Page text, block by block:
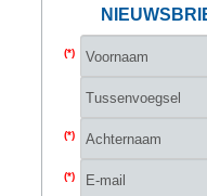
(*)
(*)
(*)